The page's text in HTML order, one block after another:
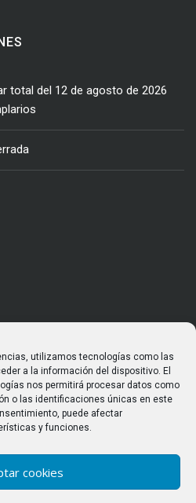
utilizamos tecnologías como las
a la información del dispositivo. El
nos permitirá procesar datos como
o las identificaciones únicas en este
puede afectar
y funciones.
cookies
total del 12 de agosto de 2026